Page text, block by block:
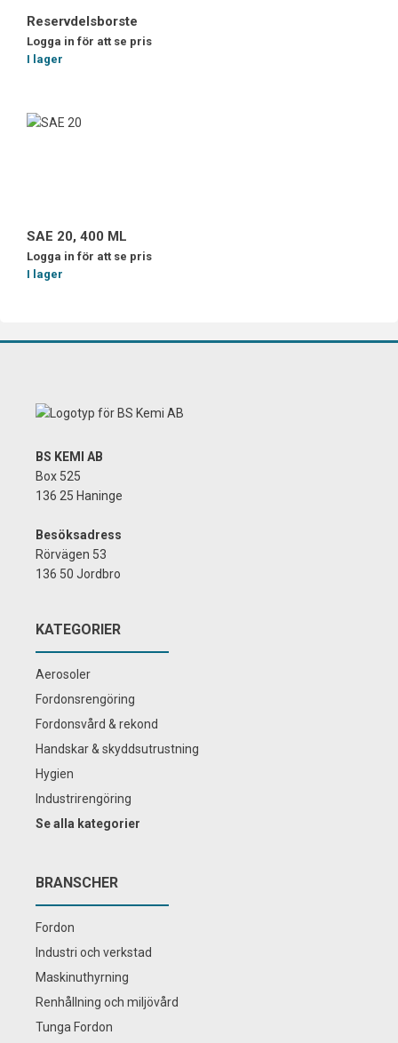
Reservdelsborste
Logga in för att se pris
I lager
SAE 20, 400 ML
Logga in för att se pris
I lager
BS KEMI AB
Box 525
136 25 Haninge
Besöksadress
Rörvägen 53
136 50 Jordbro
KATEGORIER
Aerosoler
Fordonsrengöring
Fordonsvård & rekond
Handskar & skyddsutrustning
Hygien
Industrirengöring
Se alla kategorier
BRANSCHER
Fordon
Industri och verkstad
Maskinuthyrning
Renhållning och miljövård
Tunga Fordon